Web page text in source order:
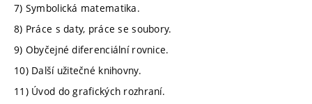
7) Symbolická matematika.
8) Práce s daty, práce se soubory.
9) Obyčejné diferenciální rovnice.
10) Další užitečné knihovny.
11) Úvod do grafických rozhraní.